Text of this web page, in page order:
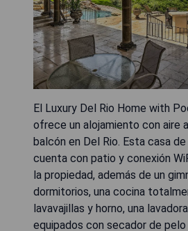
El Luxury Del Rio Home with
ofrece un alojamiento con aire
balcón en Del Rio. Esta casa
cuenta con patio y conexión
la propiedad, además de un
dormitorios, una cocina
lavavajillas y horno, una
equipados con secador de